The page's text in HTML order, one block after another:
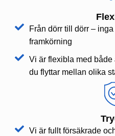
Från dörr till dörr –
framkörning
Vi är flexibla med både
du flyttar mellan olika
Vi är fullt försäkrade